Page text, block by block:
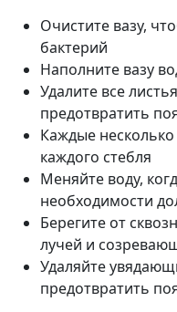
Очистите вазу,
бактерий
Наполните вазу
Удалите все
предотвратить
Каждые несколько
каждого стебля
Меняйте воду,
необходимости
Берегите от
лучей и
Удаляйте
предотвратить